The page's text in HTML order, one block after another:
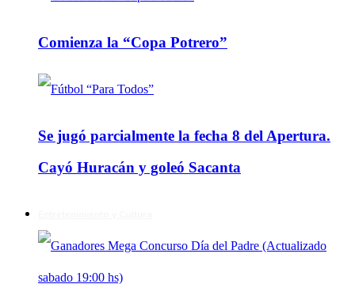
Comienza la “Copa Potrero”
Se jugó parcialmente la fecha 8 del Apertura.
Cayó Huracán y goleó Sacanta